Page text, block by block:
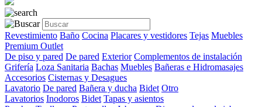
Revestimiento Baño Cocina Placares y vestidores Tejas Muebles
Premium Outlet
De piso y pared De pared Exterior Complementos de instalación
Grifería Loza Sanitaria Bachas Muebles Bañeras e Hidromasajes
Accesorios Cisternas y Desagues
Lavatorio De pared Bañera y ducha Bidet Otro
Lavatorios Inodoros Bidet Tapas y asientos